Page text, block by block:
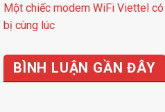
Một chiếc modem WiFi Viettel
bị cùng lúc
BÌNH LUẬN GẦN ĐÂY